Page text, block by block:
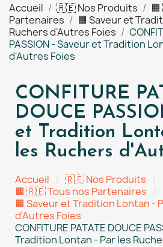
Accueil 🇷🇪 Nos Produits
Partenaires
🟧 Saveur et
Ruchers d'Autres Foies
PASSION - Saveur et Tradition
d'Autres Foies
CONFITURE
DOUCE
et Tradition
les Ruchers
Accueil
🇷🇪 Nos Produits
🟧 🇷🇪 Tous nos Partenaires
🟧 Saveur et Tradition Lontan -
d'Autres Foies
CONFITURE PATATE DOUCE
Tradition Lontan - Par les